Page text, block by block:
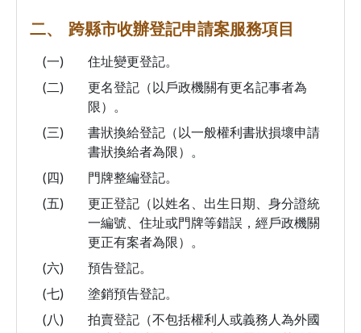
二、 跨縣市收辦登記申請案服務項目
(一)
住址變更登記。
(二)
更名登記（以戶政機關有更名記事者為
限）。
(三)
書狀換給登記（以一般權利書狀損壞申請
書狀換給者為限）。
(四)
門牌整編登記。
(五)
更正登記（以姓名、出生日期、身分證統
一編號、住址或門牌等錯誤，經戶政機關
更正有案者為限）。
(六)
預告登記。
(七)
塗銷預告登記。
(八)
拍賣登記（不包括權利人或義務人為外國